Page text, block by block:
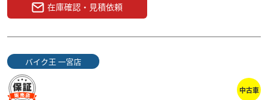
ヤマハ バイク王 一宮店
在庫確認・見積依頼
バイク王 一宮店
中古車